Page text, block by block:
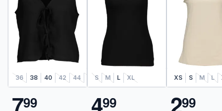
36 38 40 42 44 46
99
S M L XL
99
XS S M L
99